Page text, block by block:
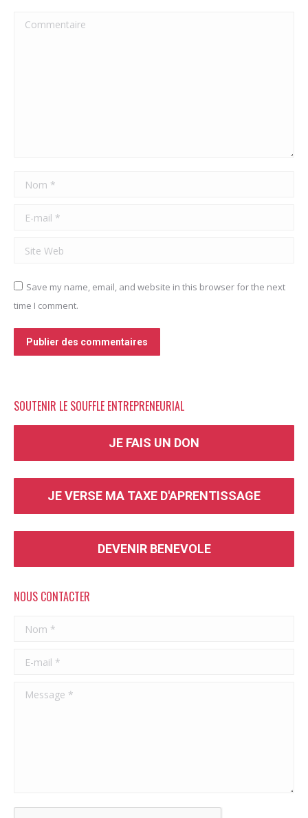
Commentaire
Nom *
E-mail *
Site Web
Save my name, email, and website in this browser for the next
time I comment.
Publier des commentaires
SOUTENIR LE SOUFFLE ENTREPRENEURIAL
JE FAIS UN DON
JE VERSE MA TAXE D'APRENTISSAGE
DEVENIR BENEVOLE
NOUS CONTACTER
Nom *
E-mail *
Message *